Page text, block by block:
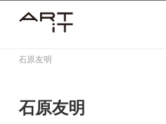
石原友明
石原友明